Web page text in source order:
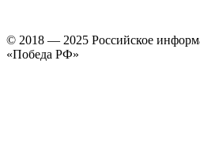
© 2018 — 2025 Российское
«Победа РФ»